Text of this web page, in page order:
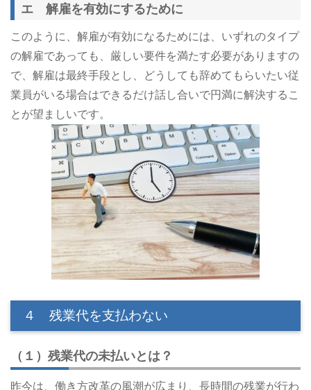
エ 解雇を有効にするために
このように、解雇が有効になるためには、いずれのタイプ
の解雇であっても、厳しい要件を満たす必要がありますの
で、解雇は最終手段とし、どうしても辞めてもらいたい従
業員がいる場合はできるだけ話し合いで円満に解決するこ
とが望ましいです。
４ 残業代を支払わない
（１）残業代の未払いとは？
昨今は、働き方改革の風潮が広まり、長時間の残業が行わ